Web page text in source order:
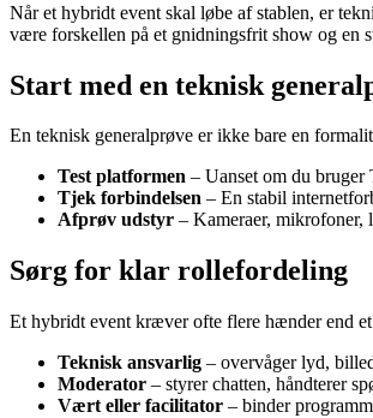
Når et hybridt event skal løbe af stablen, er
være forskellen på et gnidningsfrit show og en
Start med en teknisk
En teknisk generalprøve er ikke bare en
Test platformen – Uanset om du bruger
Tjek forbindelsen – En stabil
Afprøv udstyr – Kameraer, mikrofoner,
Sørg for klar rollefordeling
Et hybridt event kræver ofte flere hænder end
Teknisk ansvarlig – overvåger lyd,
Moderator – styrer chatten, håndterer
Vært eller facilitator – binder